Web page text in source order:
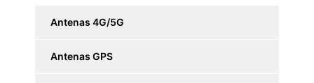
Antenas 4G/5G
Antenas GPS